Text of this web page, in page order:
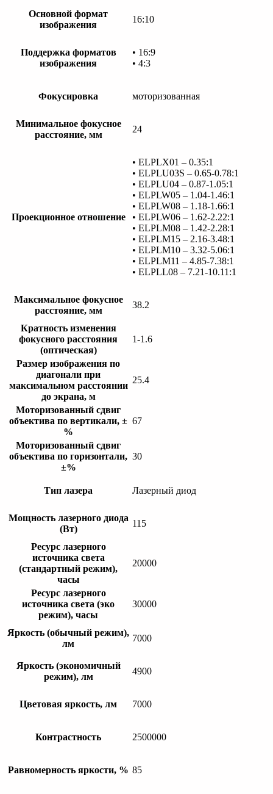
Основной формат
изображения
16:10
Поддержка форматов
изображения
• 16:9
• 4:3
Фокусировка моторизованная
Минимальное фокусное
расстояние, мм
24
Проекционное отношение
• ELPLX01 – 0.35:1
• ELPLU03S – 0.65-0.78:1
• ELPLU04 – 0.87-1.05:1
• ELPLW05 – 1.04-1.46:1
• ELPLW08 – 1.18-1.66:1
• ELPLW06 – 1.62-2.22:1
• ELPLM08 – 1.42-2.28:1
• ELPLM15 – 2.16-3.48:1
• ELPLM10 – 3.32-5.06:1
• ELPLM11 – 4.85-7.38:1
• ELPLL08 – 7.21-10.11:1
Максимальное фокусное
расстояние, мм
38.2
Кратность изменения
фокусного расстояния
(оптическая)
1-1.6
Размер изображения по
диагонали при
максимальном расстоянии
до экрана, м
25.4
Моторизованный сдвиг
объектива по вертикали, ±
%
67
Моторизованный сдвиг
объектива по горизонтали,
±%
30
Тип лазера Лазерный диод
Мощность лазерного диода
(Вт)
115
Ресурс лазерного
источника света
(стандартный режим),
часы
20000
Ресурс лазерного
источника света (эко
режим), часы
30000
Яркость (обычный режим),
лм
7000
Яркость (экономичный
режим), лм
4900
Цветовая яркость, лм 7000
Контрастность 2500000
Равномерность яркости, % 85